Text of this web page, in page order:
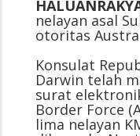
nelayan asal
otoritas
Konsulat
Darwin telah
surat
Border Force
lima nelayan